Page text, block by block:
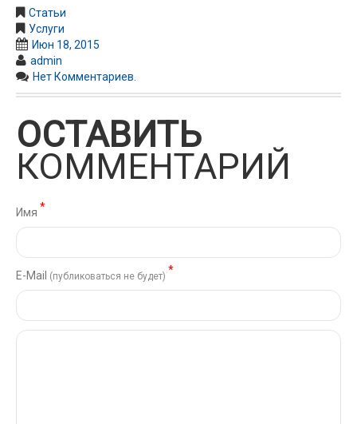
Статьи
Услуги
Июн 18, 2015
admin
Нет Комментариев.
ОСТАВИТЬ
КОММЕНТАРИЙ
Имя *
Е-Mail (публиковаться не будет) *